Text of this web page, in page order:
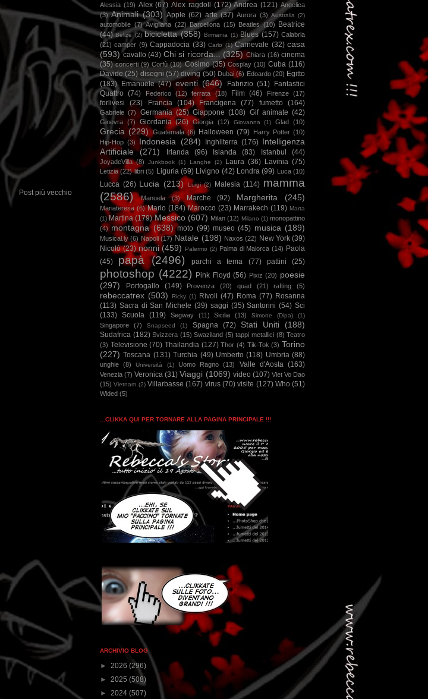
Post più vecchio
Alessia (19) Alex (67) Alex ragdoll (172) Andrea (121) Angelica
(3) Animali (303) Apple (62) arte (37) Aurora (3) Australia (2)
automobile (7) Avigliana (22) Barcellona (15) Beatles (10)
Beatrice
(44) Belize (2) bicicletta (358) Birmania (1) Blues (157) Calabria
(21) camper (9) Cappadocia (33) Carlo (1) Carnevale (32) casa
(593) cavallo (43) Chi si ricorda... (325) Chiara (16) cinema
(35) concerti (9) Corfù (10) Cosimo (35) Cosplay (10) Cuba (116)
Davide (25) disegni (57) diving (50) Dubai (6) Edoardo (20) Egitto
(183)
Emanuele (47) eventi (646) Fabrizio (51)
Fantastici
Quattro (74) Federico (12) ferrata (18) Film (46) Firenze (17)
forlivesi (23) Francia (104) Francigena (77) fumetto (164)
Gabriele (7) Germania (25) Giappone (108) Gif animate (42)
Ginevra (7) Giordania (26) Giorgia (12) Giovanna (1) Glad (10)
Grecia (229) Guatemala (6) Halloween (79) Harry Potter (10)
Hip-Hop (3) Indonesia (284) Inghilterra (176) Intelligenza
Artificiale
(271) Irlanda (96) Islanda (83) Istanbul (44)
JoyadeVilla (8) Junkbook (1) Langhe (2) Laura (36) Lavinia (75)
Letizia (22) libri (5) Liguria (69) Livigno (42) Londra (99) Luca (10)
Lucca (26) Lucia (213) Luigi (2) Malesia (114) mamma
(2586)
Manuela (3) Marche (92) Margherita (245)
Mariateresa (6) Mario (184) Marocco (23) Marrakech (119) Marta
(1) Martina (179) Messico (607) Milan (12) Milano (1) monopattino
(4) montagna (638) moto (99) museo (45) musica (189)
Musical.ly (6) Napoli (17) Natale (198) Naxos (22) New York (39)
Nicolò (23) nonni (459) Palermo (2) Palma di Maiorca (14) Paola
(45)
papà (2496) parchi a tema (77) pattini (25)
photoshop (4222) Pink Floyd (56) Pixiz (20) poesie
(297)
Portogallo (149) Provenza (20) quad (21) rafting (5)
rebeccatrex (503) Ricky (1) Rivoli (47) Roma (77) Rosanna
(113) Sacra di San Michele (39) saggi (35) Santorini (54) Sci
(133) Scuola (119) Segway (11) Sicilia (13) Simone (Dipa) (1)
Singapore (7) Snapseed (1) Spagna (72) Stati Uniti (188)
Sudafrica (182) Svizzera (15) Swaziland (5) tappi metallici (8) Teatro
(3) Televisione (70) Thailandia (127) Thor (4) Tik-Tok (3) Torino
(227) Toscana (131) Turchia (49) Umberto (118) Umbria (88)
unghie (8) Università (1) Uomo Ragno (13) Valle d'Aosta (163)
Venezia (7) Veronica (31) Viaggi (1069) video (107) Viet Vo Dao
(15) Vietnam (2) Villarbasse (167) virus (70) visite (127) Who (51)
Wided (5)
...CLIKKA QUI PER TORNARE ALLA PAGINA PRINCIPALE !!!
ARCHIVIO BLOG
► 2026 (296)
► 2025 (508)
► 2024 (507)